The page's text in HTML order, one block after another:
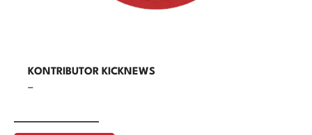
KONTRIBUTOR KICKNEWS
–